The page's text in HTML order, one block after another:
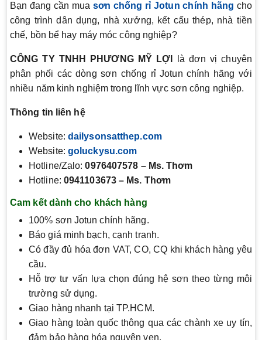
Bạn đang cần muasơn chống rỉ Jotun chính hãng cho
công trình dân dụng, nhà xưởng, kết cấu thép, nhà tiền
chế, bồn bể hay máy móc công nghiệp?
CÔNG TY TNHH PHƯƠNG MỸ LỢI
là đơn vị chuyên
phân phối các dòng sơn chống rỉ Jotun chính hãng với
nhiều năm kinh nghiệm trong lĩnh vực sơn công nghiệp.
Thông tin liên hệ
Website: dailysonsatthep.com
Website: goluckysu.com
Hotline/Zalo:0976407578 – Ms. Thơm
Hotline: 0941103673 – Ms. Thơm
Cam kết dành cho khách hàng
100% sơn Jotun chính hãng.
Báo giá minh bạch, cạnh tranh.
Có đầy đủ hóa đơn VAT, CO, CQ khi khách hàng yêu
cầu.
Hỗ trợ tư vấn lựa chọn đúng hệ sơn theo từng môi
trường sử dụng.
Giao hàng nhanh tại TP.HCM.
Giao hàng toàn quốc thông qua các chành xe uy tín,
đảm bảo hàng hóa nguyên vẹn.